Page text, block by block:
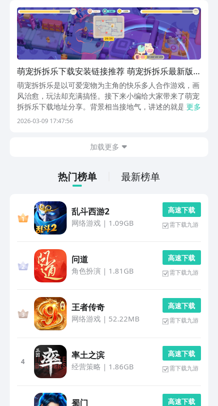
计
萌宠拆拆乐下载安装链接推荐 萌宠拆拆乐最新版
本预约链接分享
萌宠拆拆乐是以可爱宠物为主角的快乐多人合作游戏，画
风治愈，玩法却充满搞怪。接下来小编给大家带来了萌宠
拆拆乐下载地址分享。背景相当接地气，讲述的就是主人
因上班而忙碌，没有时间陪伴宠物，于是家里的猫狗策划
更多
2026-03-09 17:47:56
加载更多
热门榜单 最新榜单
乱斗西游2
网络游戏| 1.09GB
高 速 下 载
需下载九游
问道
角色扮演 | 1.81GB
高 速 下 载
需下载九游
王者传奇
网络游戏| 52.22MB
高 速 下 载
需下载九游
4
率土之滨
经营策略 | 1.86GB
高 速 下 载
需下载九游
蜀门 高 速 下 载